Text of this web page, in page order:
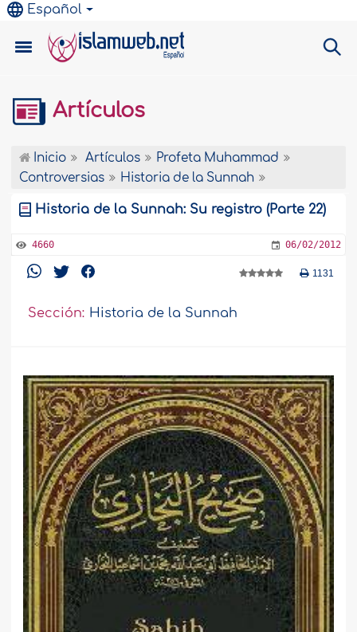
Español
Artículos
Inicio Artículos
Profeta Muhammad
Controversias
Historia de la Sunnah
Historia de la Sunnah: Su registro (Parte 22)
4660 06/02/2012
1131
Sección: Historia de la Sunnah